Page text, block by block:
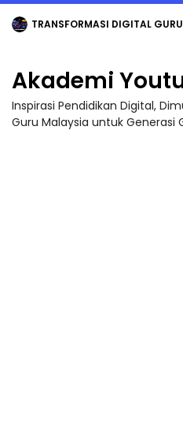
TRANSFORMASI DIGITAL GURU SIRI 7 : PAHLAWAN
Akademi
Inspirasi Pendidikan Digital,
Guru Malaysia untuk Generasi